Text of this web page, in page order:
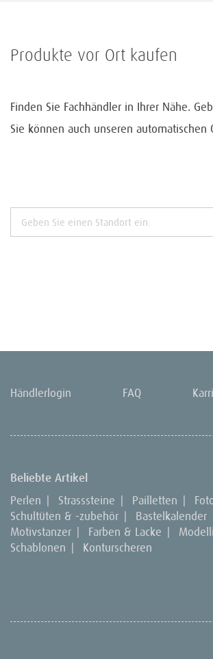
Produkte vor Ort kaufen
Finden Sie Fachhändler in Ihrer Nähe.
Sie können auch unseren automatischen
Händlerlogin FAQ
Beliebte Artikel
Perlen Strasssteine Pailletten
Schultüten & -zubehör
Bastelkalender
Motivstanzer
Farben & Lacke
Schablonen
Konturscheren